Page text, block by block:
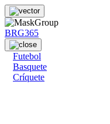
BRG365
Futebol
Basquete
Críquete